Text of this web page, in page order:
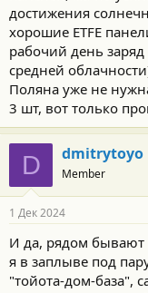
достижения
хорошие ETFE
рабочий день
средней
Поляна уже не
3 шт, вот только
D dmitrytoyo
Member
1 Дек 2024
И да, рядом
я в заплыве под
"тойота-дом-база",